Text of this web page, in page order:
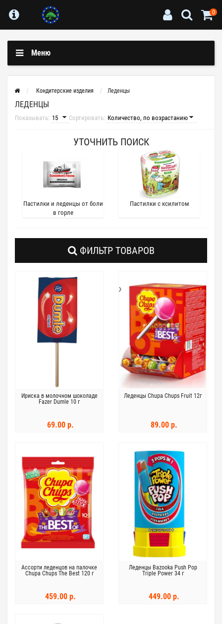
0
Меню
Кондитерские изделия Леденцы
ЛЕДЕНЦЫ
Показывать: Сортировать:
УТОЧНИТЬ ПОИСК
Пастилки и леденцы от боли
в горле
Пастилки с ксилитом
ФИЛЬТР ТОВАРОВ
Ириска в молочном шоколаде
Fazer Dumle 10 г
69.00 р.
Леденцы Chupa Chups Fruit 12г
89.00 р.
Ассорти леденцов на палочке
Chupa Chups The Best 120 г
459.00 р.
Леденцы Bazooka Push Pop
Triple Power 34 г
449.00 р.